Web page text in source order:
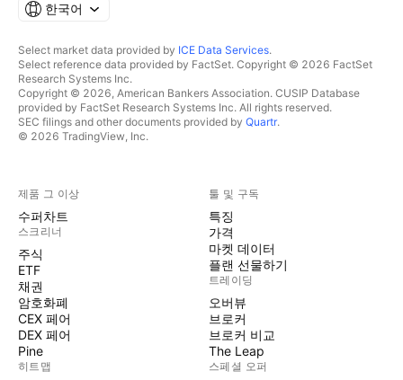
한국어
Select market data provided by ICE Data Services.
Select reference data provided by FactSet. Copyright © 2026 FactSet
Research Systems Inc.
Copyright © 2026, American Bankers Association. CUSIP Database
provided by FactSet Research Systems Inc. All rights reserved.
SEC filings and other documents provided by Quartr.
© 2026 TradingView, Inc.
제품 그 이상
수퍼차트
스크리너
주식
ETF
채권
암호화폐
CEX 페어
DEX 페어
Pine
히트맵
툴 및 구독
특징
가격
마켓 데이터
플랜 선물하기
트레이딩
오버뷰
브로커
브로커 비교
The Leap
스페셜 오퍼